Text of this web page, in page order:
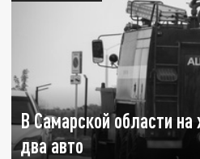
В Самарской области
два авто